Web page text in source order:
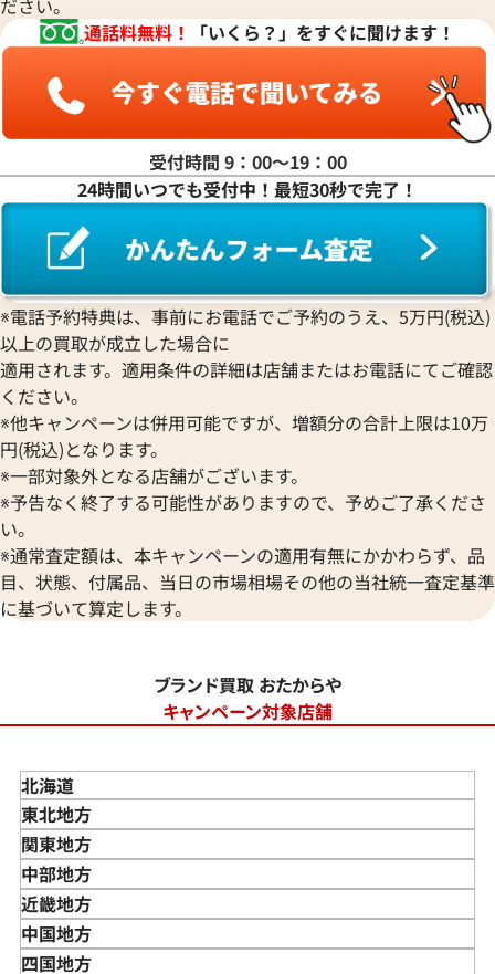
ださい。
通話料無料！
「いくら？」をすぐに聞けます！
受付時間 9：00〜19：00
24時間いつでも受付中！最短30秒で完了！
※電話予約特典は、事前にお電話でご予約のうえ、5万円(税込)
以上の買取が成立した場合に
適用されます。適用条件の詳細は店舗またはお電話にてご確認
ください。
※他キャンペーンは併用可能ですが、増額分の合計上限は10万
円(税込)となります。
※一部対象外となる店舗がございます。
※予告なく終了する可能性がありますので、予めご了承くださ
い。
※通常査定額は、本キャンペーンの適用有無にかかわらず、品
目、状態、付属品、当日の市場相場その他の当社統一査定基準
に基づいて算定します。
ブランド買取 おたからや
キャンペーン対象店舗
北海道
東北地方
青森県
岩手県
宮城県
秋田県
山形県
関東地方
東京都
神奈川県
埼玉県
千葉県
中部地方
新潟県
富山県
石川県
近畿地方
三重県
滋賀県
中国地方
鳥取県
四国地方